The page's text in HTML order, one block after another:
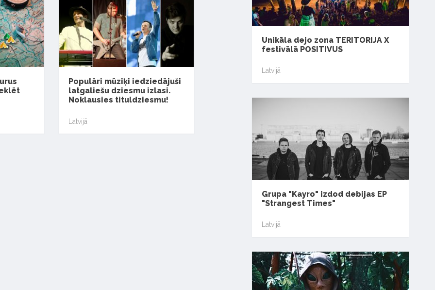
Populāri mūziķi iedziedājuši
latgaliešu dziesmu izlasi.
Noklausies tituldziesmu!
Latvijā
Unikāla dejo zona TERITORIJA X
festivālā POSITIVUS
Latvijā
Grupa "Kayro" izdod debijas EP
"Strangest Times"
Latvijā